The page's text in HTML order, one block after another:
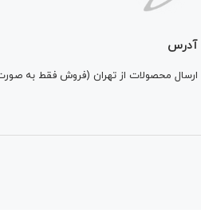
آدرس
ارسال محصولات از تهران (فروش فقط به